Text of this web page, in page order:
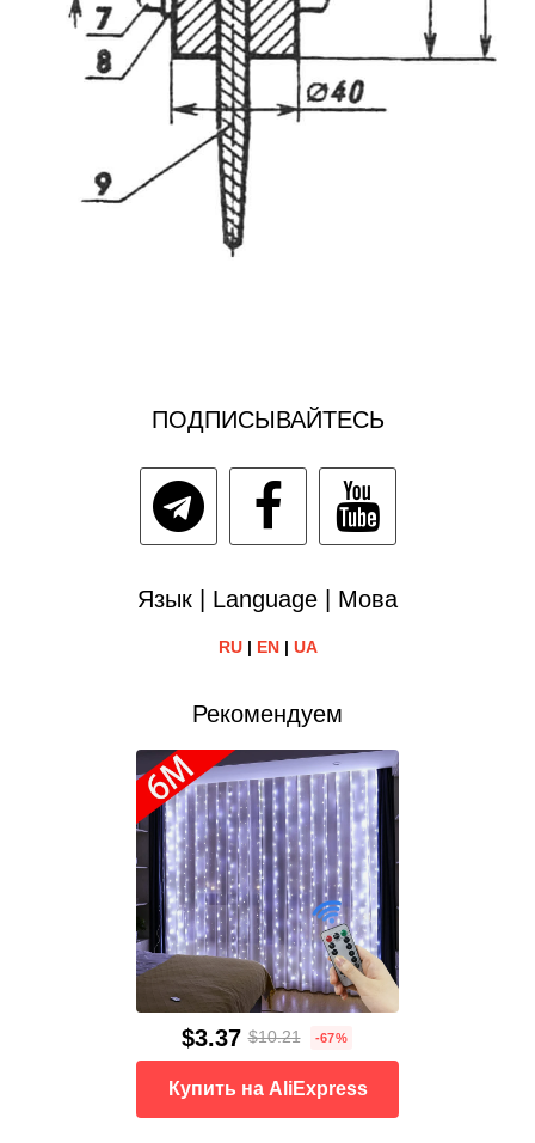
ПОДПИСЫВАЙТЕСЬ
Язык | Language | Мова
RU| EN| UA
Рекомендуем
$3.37 $10.21 -67%
Купить на AliExpress